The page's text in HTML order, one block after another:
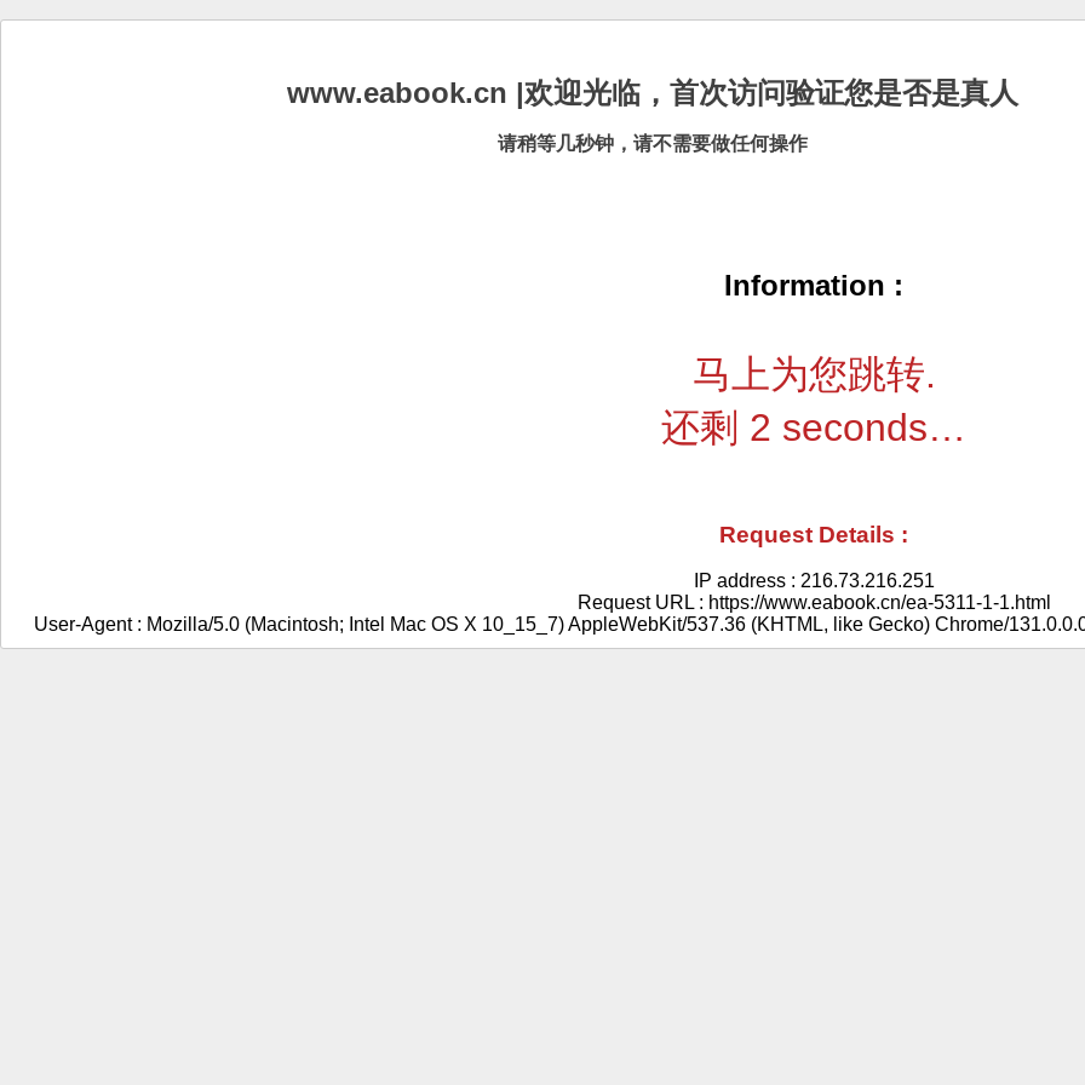
www.eabook.cn |欢迎光临，首次访问验证您是否是真人
请稍等几秒钟，请不需要做任何操作
Information :
马上为您跳转.
还剩 2 seconds…
Request Details :
IP address : 216.73.216.251
Request URL : https://www.eabook.cn/ea-5311-1-1.html
User-Agent : Mozilla/5.0 (Macintosh; Intel Mac OS X 10_15_7) AppleWebKit/537.36 (KHTML, like Gecko) Chrome/